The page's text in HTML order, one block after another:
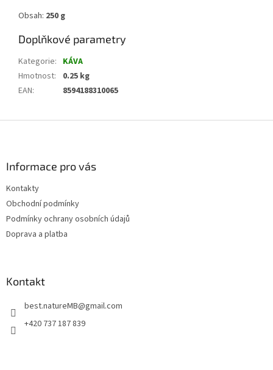
Obsah: 250 g
Doplňkové parametry
Kategorie: KÁVA
Hmotnost:
0.25 kg
EAN: 8594188310065
Informace pro vás
Kontakty
Obchodní podmínky
Podmínky ochrany osobních údajů
Doprava a platba
Kontakt
best.natureMB@gmail.com
+420 737 187 839